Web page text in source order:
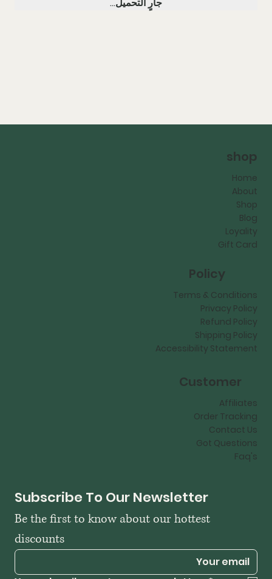
جارٍ التحميل...
Subscribe To Our Newsletter
Be the first to know about our hottest
discounts
shop
Home
About
Shop
Blog
Loyality
Gift Card
Policy
Terms & Conditions
Privacy Policy
Refund Policy
Shipping Policy
Accessibility Statement
Customer
Affiliates
Order Tracking
Contact Us
Got Questions
Faq's